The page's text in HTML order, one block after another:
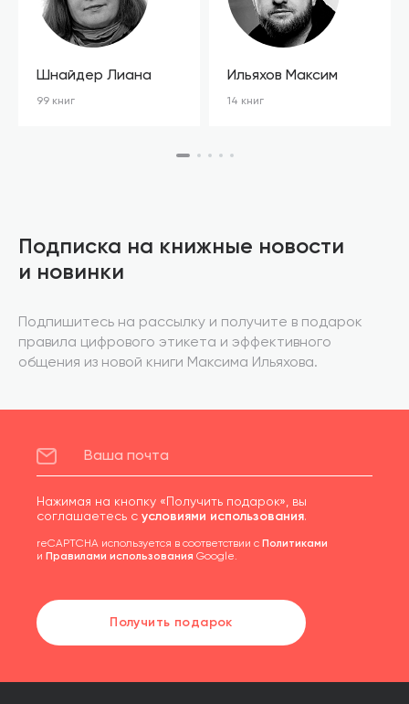
Шнайдер Лиана
99 книг
Ильяхов Максим
14 книг
Подписка на книжные новости
и новинки
Подпишитесь на рассылку и получите в подарок
правила цифрового этикета и эффективного
общения из новой книги Максима Ильяхова.
Нажимая на кнопку «Получить подарок», вы
соглашаетесь с условиями использования.
reCAPTCHA используется в соответствии с Политиками
и Правилами использования Google.
Получить подарок